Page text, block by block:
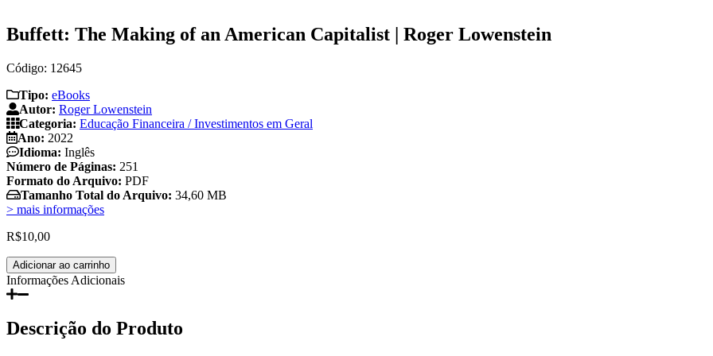
Buffett: The Making of an American Capitalist | Roger Lowenstein
Código: 12645
Tipo: eBooks
Autor: Roger Lowenstein
Categoria: Educação Financeira / Investimentos em Geral
Ano: 2022
Idioma: Inglês
Número de Páginas: 251
Formato do Arquivo: PDF
Tamanho Total do Arquivo: 34,60 MB
> mais informações
R$10,00
Buffett:
The
Making
an
American
Adicionar ao carrinho
Informações Adicionais
Descrição do Produto